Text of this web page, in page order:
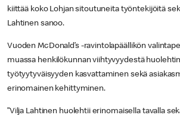
kiittää koko Lohjan sitoutuneita työntekijöitä
Lahtinen sanoo.
Vuoden McDonald’s -ravintolapäällikön
muassa henkilökunnan viihtyvyydestä
työtyytyväisyyden kasvattaminen sekä
erinomainen kehittyminen.
”Vilja Lahtinen huolehtii erinomaisella tavalla